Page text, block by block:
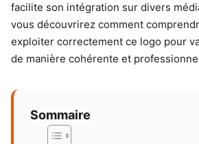
facilite son intégration sur divers
vous découvrirez comment
exploiter correctement ce logo pour
de manière cohérente et
Sommaire